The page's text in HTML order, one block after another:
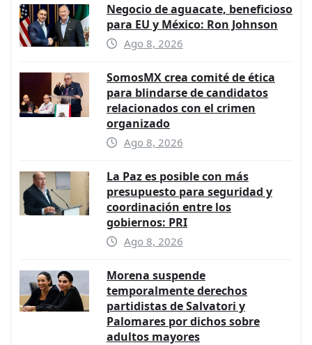
Negocio de aguacate, beneficioso
para EU y México: Ron Johnson
Ago 8, 2026
SomosMX crea comité de ética
para blindarse de candidatos
relacionados con el crimen
organizado
Ago 8, 2026
La Paz es posible con más
presupuesto para seguridad y
coordinación entre los
gobiernos: PRI
Ago 8, 2026
Morena suspende
temporalmente derechos
partidistas de Salvatori y
Palomares por dichos sobre
adultos mayores